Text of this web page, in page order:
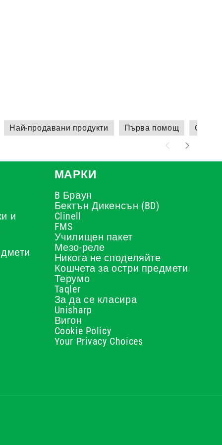
Най-продавани продукти Първа помощ
и
МАРКИ
B Браун
Бектън Дикенсън (BD)
Clinell
FMS
Училищен пакет
Мезо-реле
Никога не споделяйте
Кошчета за остри предмети
Терумо
Taqler
За да се класира
Unisharp
Вигон
Cookie Policy
Your Privacy Choices